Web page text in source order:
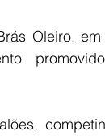
Oleiro,